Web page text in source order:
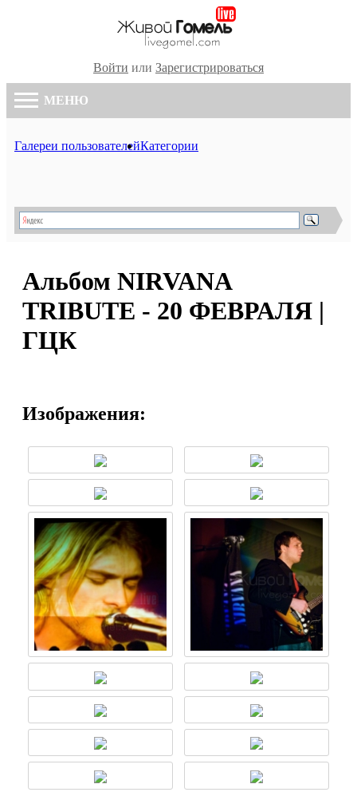
Войти или Зарегистрироваться
МЕНЮ
Галереи пользователейКатегории
Альбом NIRVANA
TRIBUTE - 20 ФЕВРАЛЯ |
ГЦК
Изображения: